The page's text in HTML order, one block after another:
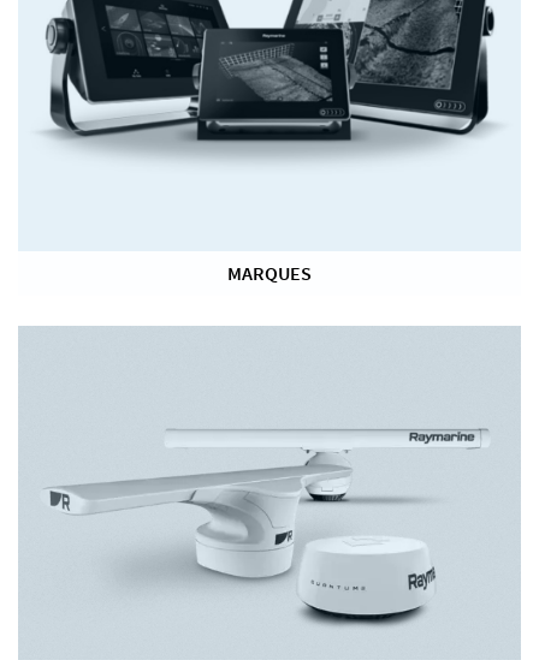
MARQUES